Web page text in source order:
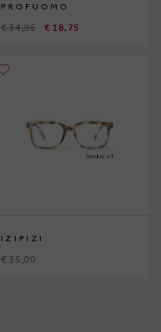
PROFUOMO
€ 34,95 € 18,75
IZIPIZI
€ 35,00